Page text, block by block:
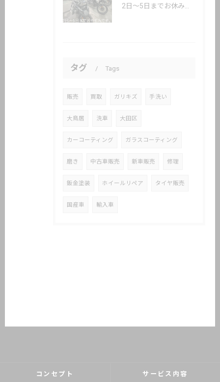
タグ Tags
販売 買取 ガリキズ 手洗い
大鳥居 洗車 大田区
カーコーティング ガラスコーティング
磨き 中古車販売 新車販売 修理
鈑金塗装 ホイールリペア タイヤ販売
国産車 輸入車
コンセプト サービス内容